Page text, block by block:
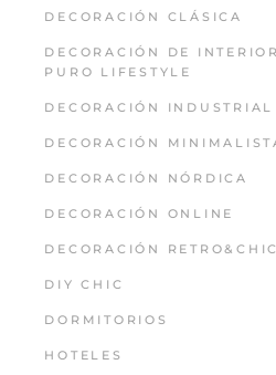
DECORACIÓN CLÁSICA
DECORACIÓN DE
PURO LIFESTYLE
DECORACIÓN INDUSTRIAL
DECORACIÓN
DECORACIÓN NÓRDICA
DECORACIÓN ONLINE
DECORACIÓN RETRO&CHIC
DIY CHIC
DORMITORIOS
HOTELES